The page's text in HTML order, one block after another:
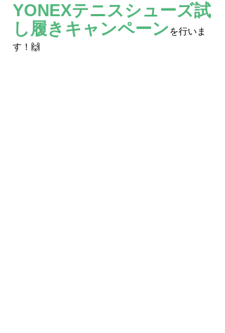
YONEXテニスシューズ試
し履きキャンペーン を行いま
す！🙌